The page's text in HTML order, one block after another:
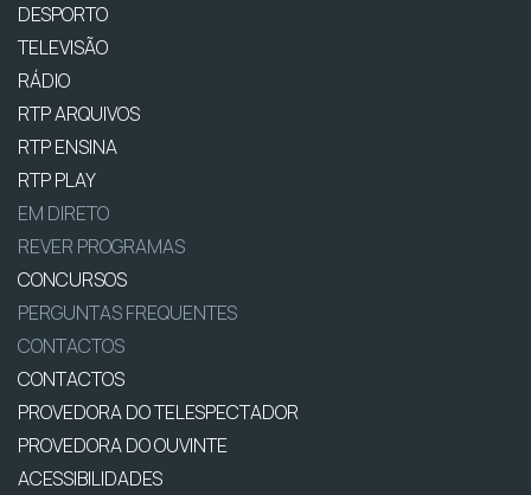
DESPORTO
TELEVISÃO
RÁDIO
RTP ARQUIVOS
RTP ENSINA
RTP PLAY
EM DIRETO
REVER PROGRAMAS
CONCURSOS
PERGUNTAS FREQUENTES
CONTACTOS
CONTACTOS
PROVEDORA DO TELESPECTADOR
PROVEDORA DO OUVINTE
ACESSIBILIDADES